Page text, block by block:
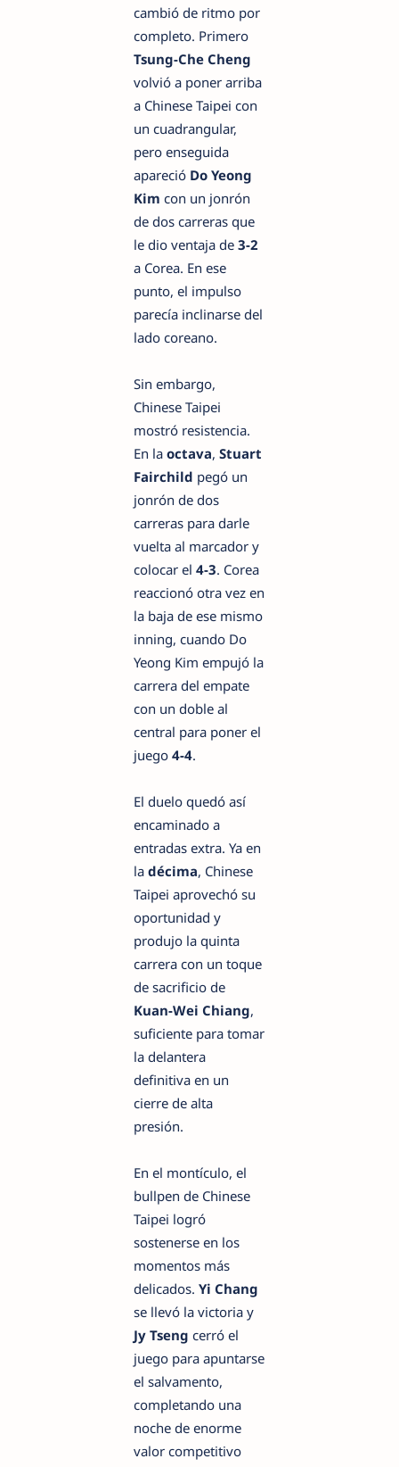
cambió de ritmo por
completo. Primero
Tsung-Che Cheng
volvió a poner arriba
a Chinese Taipei con
un cuadrangular,
pero enseguida
apareció Do Yeong
Kim con un jonrón
de dos carreras que
le dio ventaja de 3-2
a Corea. En ese
punto, el impulso
parecía inclinarse del
lado coreano.
Sin embargo,
Chinese Taipei
mostró resistencia.
En la octava, Stuart
Fairchild pegó un
jonrón de dos
carreras para darle
vuelta al marcador y
colocar el 4-3. Corea
reaccionó otra vez en
la baja de ese mismo
inning, cuando Do
Yeong Kim empujó la
carrera del empate
con un doble al
central para poner el
juego 4-4.
El duelo quedó así
encaminado a
entradas extra. Ya en
la décima, Chinese
Taipei aprovechó su
oportunidad y
produjo la quinta
carrera con un toque
de sacrificio de
Kuan-Wei Chiang,
suficiente para tomar
la delantera
definitiva en un
cierre de alta
presión.
En el montículo, el
bullpen de Chinese
Taipei logró
sostenerse en los
momentos más
delicados. Yi Chang
se llevó la victoria y
Jy Tseng cerró el
juego para apuntarse
el salvamento,
completando una
noche de enorme
valor competitivo